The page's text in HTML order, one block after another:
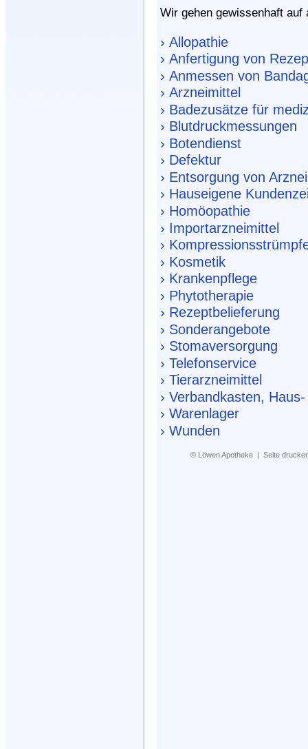
Wir gehen gewissenhaft auf
› Allopathie
› Anfertigung von
› Anmessen von
› Arzneimittel
› Badezusätze für
› Blutdruckmessungen
› Botendienst
› Defektur
› Entsorgung von
› Hauseigene
› Homöopathie
› Importarzneimittel
›
› Kosmetik
› Krankenpflege
› Phytotherapie
› Rezeptbelieferung
› Sonderangebote
› Stomaversorgung
› Telefonservice
› Tierarzneimittel
› Verbandkasten,
› Warenlager
› Wunden
© Löwen Apotheke Seite